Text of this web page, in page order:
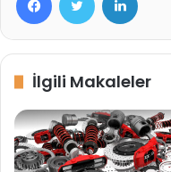
İlgili Makaleler